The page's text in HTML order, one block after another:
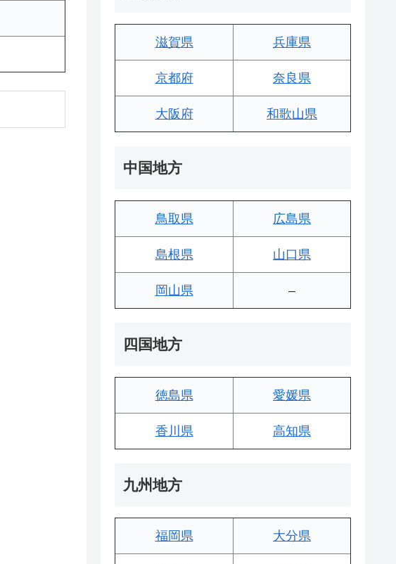
滋賀県 兵庫県
京都府 奈良県
大阪府 和歌山県
中国地方
鳥取県 広島県
島根県 山口県
岡山県 –
四国地方
徳島県 愛媛県
香川県 高知県
九州地方
福岡県 大分県